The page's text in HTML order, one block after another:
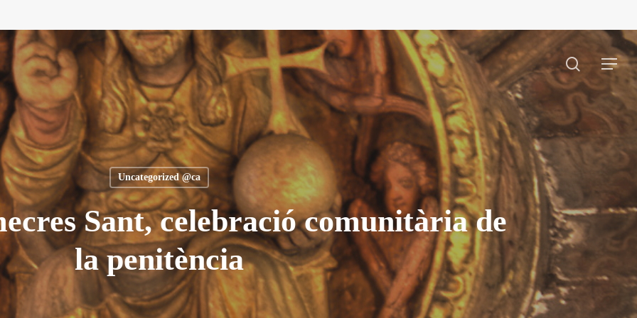
Menu
search
Uncategorized @ca
Sant, celebració comunitària de
la penitència